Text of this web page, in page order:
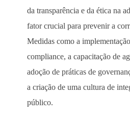
da transparência e da ética na
fator crucial para prevenir a
Medidas como a
compliance, a capacitação de
adoção de práticas de
a criação de uma cultura de
público.